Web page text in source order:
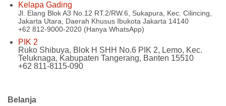
Belanja
Kelapa Gading
Jl. Elang Blok A3 No.12 RT.2/RW.6, Sukapura, Kec. Cilincing,
Jakarta Utara, Daerah Khusus Ibukota Jakarta 14140
+62 812-9000-2020 (Hanya WhatsApp)
PIK 2
Ruko Shibuya, Blok H SHH No.6 PIK 2, Lemo, Kec.
Teluknaga, Kabupaten Tangerang, Banten 15510
+62 811-8115-090